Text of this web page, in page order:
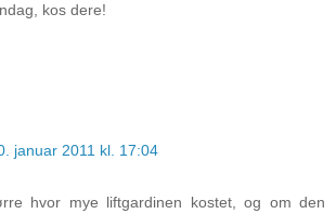
kos dere!
januar 2011 kl. 17:04
hvor mye liftgardinen kostet, og om den